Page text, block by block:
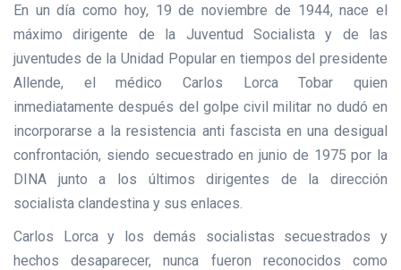
En un día como hoy, 19 de noviembre de 1944, nace el
máximo dirigente de la Juventud Socialista y de las
juventudes de la Unidad Popular en tiempos del presidente
Allende, el médico Carlos Lorca Tobar quien
inmediatamente después del golpe civil militar no dudó en
incorporarse a la resistencia anti fascista en una desigual
confrontación, siendo secuestrado en junio de 1975 por la
DINA junto a los últimos dirigentes de la dirección
socialista clandestina y sus enlaces.
Carlos Lorca y los demás socialistas secuestrados y
hechos desaparecer, nunca fueron reconocidos como